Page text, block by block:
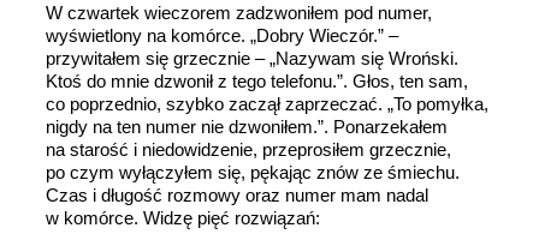
W czwartek wieczorem zadzwoniłem pod numer,
wyświetlony na komórce. „Dobry Wieczór.” –
przywitałem się grzecznie – „Nazywam się Wroński.
Ktoś do mnie dzwonił z tego telefonu.”. Głos, ten sam,
co poprzednio, szybko zaczął zaprzeczać. „To pomyłka,
nigdy na ten numer nie dzwoniłem.”. Ponarzekałem
na starość i niedowidzenie, przeprosiłem grzecznie,
po czym wyłączyłem się, pękając znów ze śmiechu.
Czas i długość rozmowy oraz numer mam nadal
w komórce. Widzę pięć rozwiązań: